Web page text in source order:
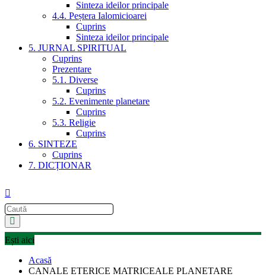
Sinteza ideilor principale
4.4. Peștera Ialomicioarei
Cuprins
Sinteza ideilor principale
5. JURNAL SPIRITUAL
Cuprins
Prezentare
5.1. Diverse
Cuprins
5.2. Evenimente planetare
Cuprins
5.3. Religie
Cuprins
6. SINTEZE
Cuprins
7. DICȚIONAR
Ești aici
Acasă
CANALE ETERICE MATRICEALE PLANETARE